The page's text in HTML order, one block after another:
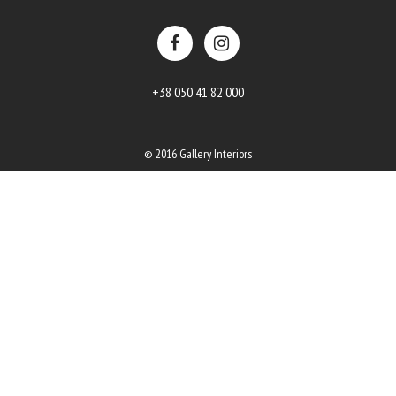
+38 050 41 82 000
© 2016 Gallery Interiors